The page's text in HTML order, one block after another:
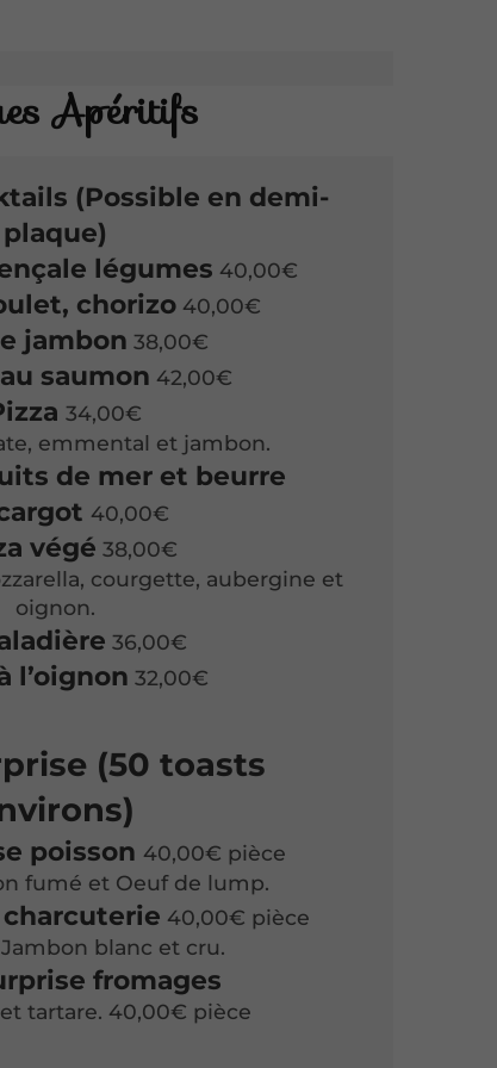
Apéritifs
(Possible en demi-
plaque)
légumes 40,00€
chorizo40,00€
jambon 38,00€
saumon 42,00€
34,00€
emmental et jambon.
de mer et beurre
40,00€
végé 38,00€
courgette, aubergine et
oignon.
36,00€
l’oignon 32,00€
(50 toasts
poisson 40,00€ pièce
fumé et Oeuf de lump.
40,00€ pièce
blanc et cru.
fromages
tartare. 40,00€ pièce